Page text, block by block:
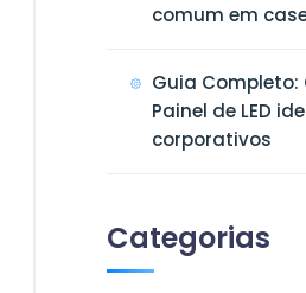
comum em
Guia Completo:
Painel de LED
corporativos
Categorias